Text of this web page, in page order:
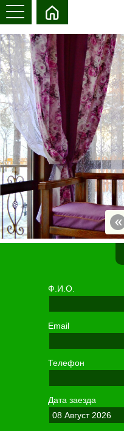
Ф.И.О.
Email
Телефон
Дата заезда